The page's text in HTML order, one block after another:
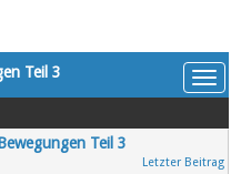
Teil 3
Teil 3